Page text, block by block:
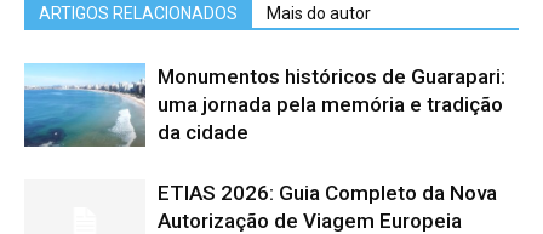
ARTIGOS RELACIONADOS Mais do autor
Monumentos históricos de Guarapari:
uma jornada pela memória e tradição
da cidade
ETIAS 2026: Guia Completo da Nova
Autorização de Viagem Europeia